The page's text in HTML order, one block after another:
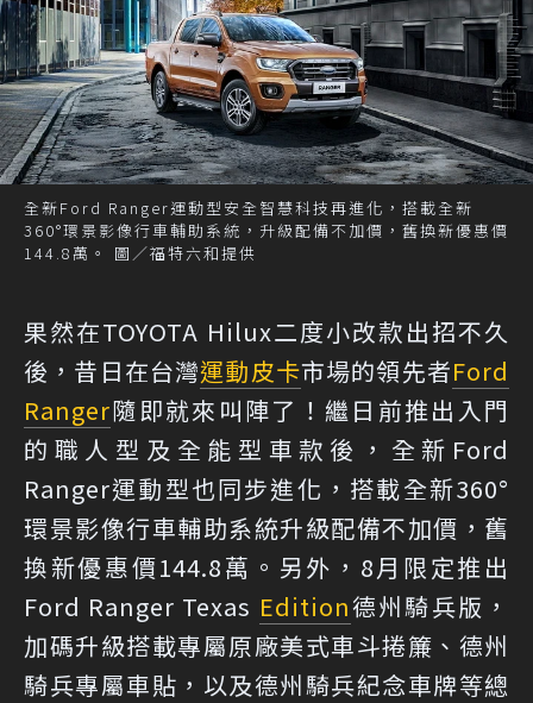
全新Ford Ranger運動型安全智慧科技再進化，搭載全新
360°環景影像行車輔助系統，升級配備不加價，舊換新優惠價
144.8萬。 圖／福特六和提供
果然在TOYOTA Hilux二度小改款出招不久
後，昔日在台灣運動皮卡市場的領先者Ford
Ranger隨即就來叫陣了！繼日前推出入門
的職人型及全能型車款後，全新Ford
Ranger運動型也同步進化，搭載全新360°
環景影像行車輔助系統升級配備不加價，舊
換新優惠價144.8萬。另外，8月限定推出
Ford Ranger Texas Edition德州騎兵版，
加碼升級搭載專屬原廠美式車斗捲簾、德州
騎兵專屬車貼，以及德州騎兵紀念車牌等總